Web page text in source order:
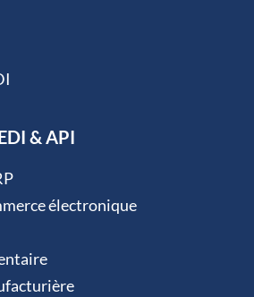
& API
électronique